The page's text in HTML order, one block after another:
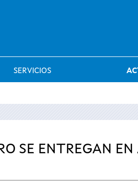
SERVICIOS
SE ENTREGAN